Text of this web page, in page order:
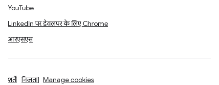
YouTube
LinkedIn पर डेवलपर के लिए Chrome
आरएसएस
शर्तें निजता Manage cookies